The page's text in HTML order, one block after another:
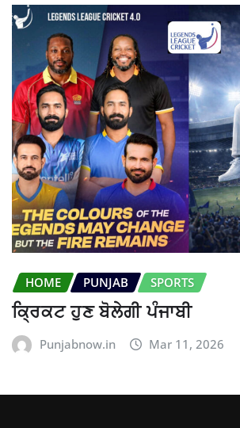
HOME PUNJAB SPORTS
ਕ੍ਰਿਕਟ ਹੁਣ ਬੋਲੇਗੀ ਪੰਜਾਬੀ
Punjabnow.in Mar 11, 2026